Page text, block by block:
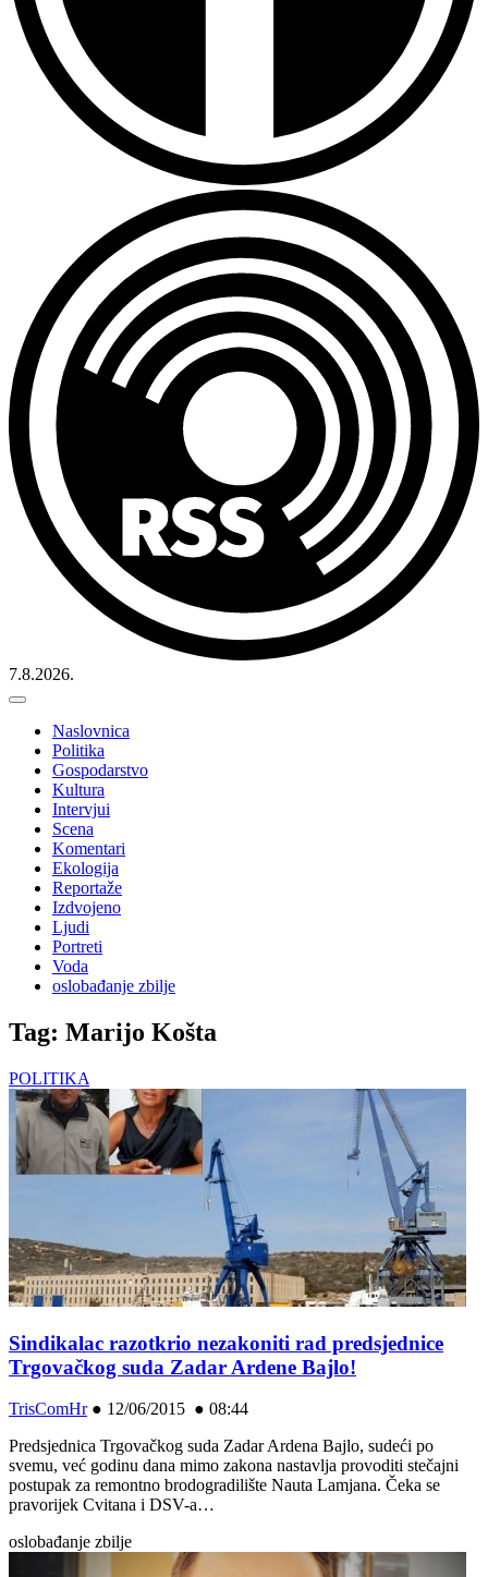
7.8.2026.
Naslovnica
Politika
Gospodarstvo
Kultura
Intervjui
Scena
Komentari
Ekologija
Reportaže
Izdvojeno
Ljudi
Portreti
Voda
oslobađanje zbilje
Tag: Marijo Košta
POLITIKA
Sindikalac razotkrio nezakoniti rad predsjednice
Trgovačkog suda Zadar Ardene Bajlo!
TrisComHr● 12/06/2015 ● 08:44
Predsjednica Trgovačkog suda Zadar Ardena Bajlo, sudeći po
svemu, već godinu dana mimo zakona nastavlja provoditi stečajni
postupak za remontno brodogradilište Nauta Lamjana. Čeka se
pravorijek Cvitana i DSV-a…
oslobađanje zbilje